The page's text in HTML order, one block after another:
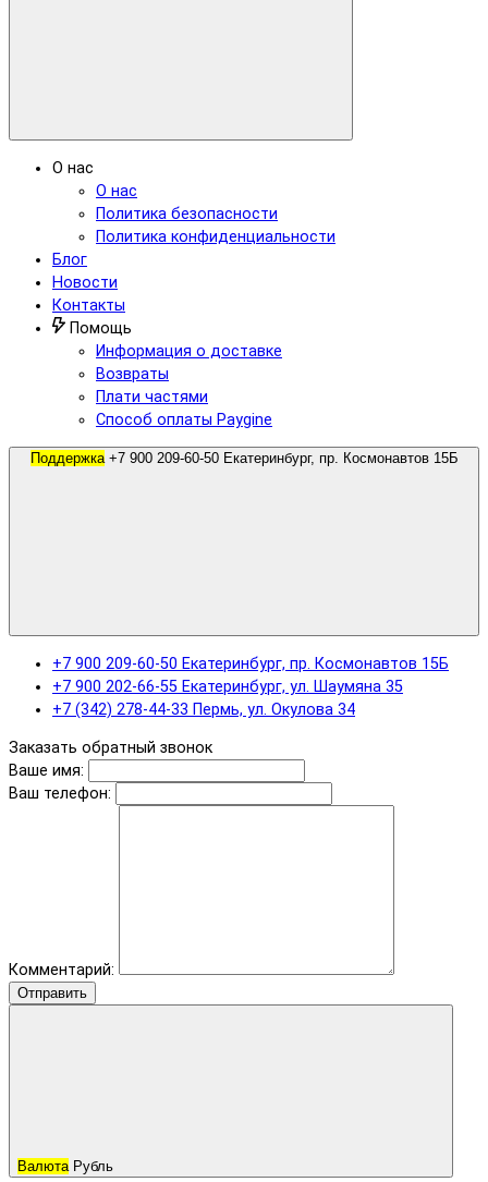
О нас
О нас
Политика безопасности
Политика конфиденциальности
Блог
Новости
Контакты
Помощь
Информация о доставке
Возвраты
Плати частями
Способ оплаты Paygine
Поддержка
+7 900 209-60-50 Екатеринбург, пр. Космонавтов 15Б
+7 900 202-66-55 Екатеринбург, ул. Шаумяна 35
+7 (342) 278-44-33 Пермь, ул. Окулова 34
Заказать обратный звонок
Ваше имя:
Ваш телефон:
Комментарий:
Отправить
Валюта Рубль